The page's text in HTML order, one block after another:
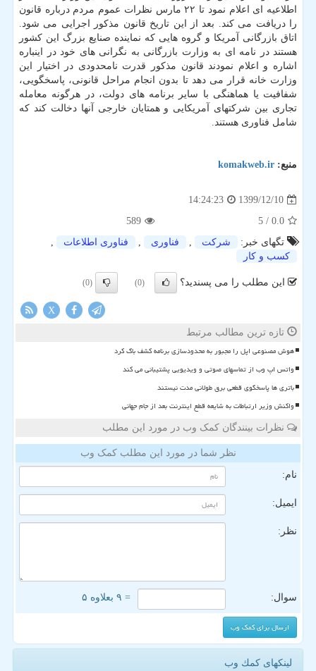
اطلاعیه ای اعلام نمود تا ۲۲ مارس نظرات عموم مردم درباره قانون
را دریافت می کند. بعد از این تاریخ قانون مذکور اجرایی می شود.
اتاق بازرگانی آمریکا و گروه هایی که نماینده صنایع بزرگ این کشور
هستند در نامه ای به وزارت بازرگانی به نگرانی های خود در اینباره
اشاره و اعلام نمودند قانون مذکور قدرت نامحدودی در اختیار این
وزارت خانه قرار می دهد تا بدون انجام مراحل قانونی، پاسخگویی،
شفافیت یا هماهنگی با سایر برنامه های دولت، در هرگونه معامله
تجاری بین شرکتهای آمریکایی و همتایان خارجی آنها دخالت کند که
شامل فناوری هستند.
منبع: komakweb.ir
1399/12/10
14:24:23
0.0
/ 5
589
تگهای خبر:
شركت , فناوری , فناوری اطلاعات
,
كسب و كار
این مطلب را می پسندید؟ (0)
(0)
X
تازه ترین مطالب مرتبط
هوش مصنوعی اپل را مجبور به محدودسازی برنامه کشف باگ کرد
واتس اپ وب از تماسهای صوتی و ویدیویی پشتیبانی می کند
باتری ها پاسخگوی قطعی برق طولانی مدت نیستند
واکنش وزیر ارتباطات به شایعه قطع اینترنت بعد از جام جهانی
نظرات بینندگان کمک وب در مورد این مطلب
نظر شما در مورد این مطلب کمک وب
نام:
ایمیل:
نظر:
سوال: = ۹ بعلاوه ۵
لینکهای كمك وب